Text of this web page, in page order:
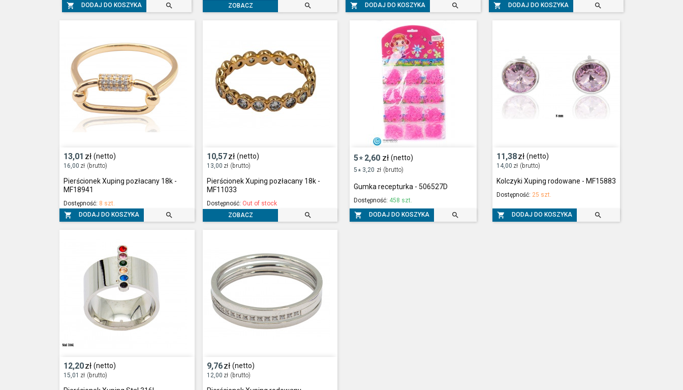
 DODAJ DO KOSZYKA 
ZOBACZ
  DODAJ DO KOSZYKA   DODAJ DO KOSZYKA 
13,01 zł (netto)
16,00 zł (brutto)
Pierścionek Xuping pozłacany 18k -
MF18941
Dostępność: 8 szt.
 DODAJ DO KOSZYKA 
10,57zł (netto)
13,00 zł (brutto)
Pierścionek Xuping pozłacany 18k -
MF11033
Dostępność: Out of stock
ZOBACZ

5* 2,60 zł (netto)
5 * 3,20 zł (brutto)
Gumka recepturka - 506527D
Dostępność: 458 szt.
 DODAJ DO KOSZYKA 
11,38zł (netto)
14,00 zł (brutto)
Kolczyki Xuping rodowane - MF15883
Dostępność: 25 szt.
 DODAJ DO KOSZYKA 
12,20zł (netto)
15,01 zł (brutto)
9,76zł (netto)
12,00 zł (brutto)